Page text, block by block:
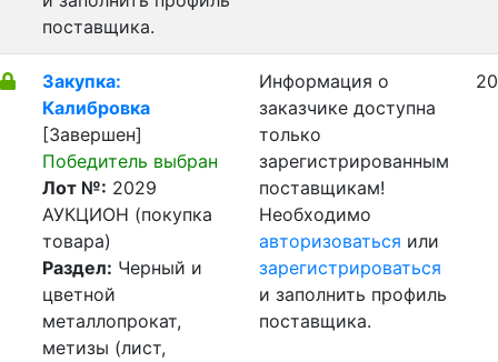
поставщика.
Закупка:
Калибровка
[Завершен]
Победитель выбран
Лот №: 2029
АУКЦИОН (покупка
товара)
Раздел: Черный и
цветной
металлопрокат,
метизы (лист,
Информация о
заказчике доступна
только
зарегистрированным
поставщикам!
Необходимо
авторизоваться или
зарегистрироваться
и заполнить профиль
поставщика.